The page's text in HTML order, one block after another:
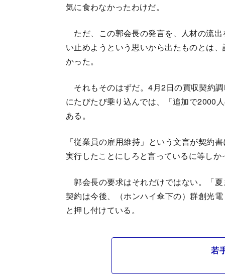
気に食わなかったわけだ。
ただ、この郭会長の発言を、人材の流
い止めようという思いから出たものとは
かった。
それもそのはずだ。4月2日の買収契約
にたびたび乗り込んでは、「追加で2000
ある。
「従業員の雇用維持」という文言が契約
実行したことにしろと言っているに等しか
郭会長の要求はそれだけではない。「
契約は今後、（ホンハイ傘下の）群創光
と押し付けている。
若